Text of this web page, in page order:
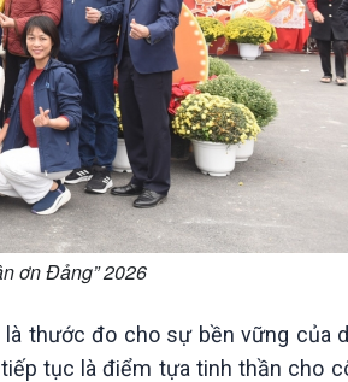
ơn Đảng” 2026
thước đo cho sự bền vững của
tục là điểm tựa tinh thần cho